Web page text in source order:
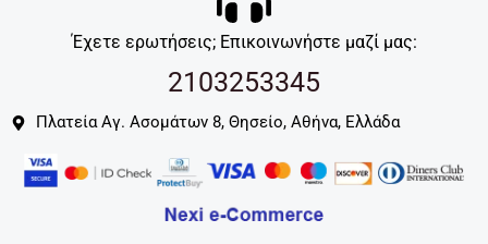
Έχετε ερωτήσεις; Επικοινωνήστε μαζί μας:
2103253345
Πλατεία Αγ. Ασομάτων 8, Θησείο, Αθήνα, Ελλάδα